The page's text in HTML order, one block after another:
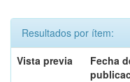
Resultados por ítem:
Vista previa
Fecha